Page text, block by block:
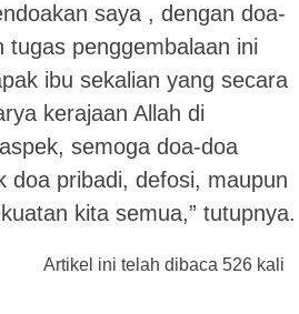
saya , dengan doa-
penggembalaan ini
ibu sekalian yang secara
kerajaan Allah di
semoga doa-doa
doa pribadi, defosi, maupun
kita semua,” tutupnya.
Artikel ini telah dibaca 526 kali